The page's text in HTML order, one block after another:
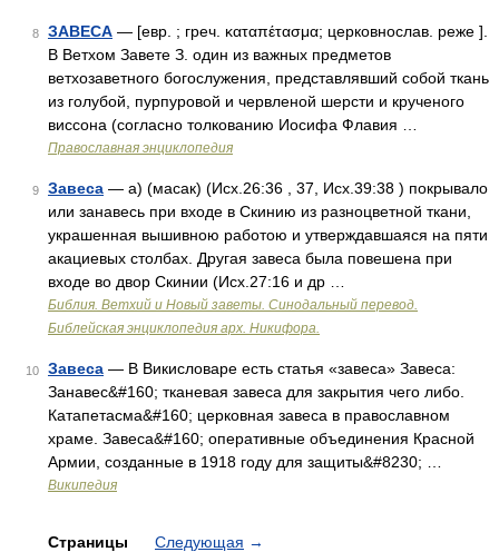
8 ЗАВЕСА — [евр. ; греч. καταπέτασμα; церковнослав. реже ].
В Ветхом Завете З. один из важных предметов
ветхозаветного богослужения, представлявший собой ткань
из голубой, пурпуровой и червленой шерсти и крученого
виссона (согласно толкованию Иосифа Флавия …
Православная энциклопедия
9 Завеса — а) (масак) (Исх.26:36 , 37, Исх.39:38 ) покрывало
или занавесь при входе в Скинию из разноцветной ткани,
украшенная вышивною работою и утверждавшаяся на пяти
акациевых столбах. Другая завеса была повешена при
входе во двор Скинии (Исх.27:16 и др …
Библия. Ветхий и Новый заветы. Синодальный перевод.
Библейская энциклопедия арх. Никифора.
10 Завеса — В Викисловаре есть статья «завеса» Завеса:
Занавес&#160; тканевая завеса для закрытия чего либо.
Катапетасма&#160; церковная завеса в православном
храме. Завеса&#160; оперативные объединения Красной
Армии, созданные в 1918 году для защиты&#8230; …
Википедия
Страницы Следующая →